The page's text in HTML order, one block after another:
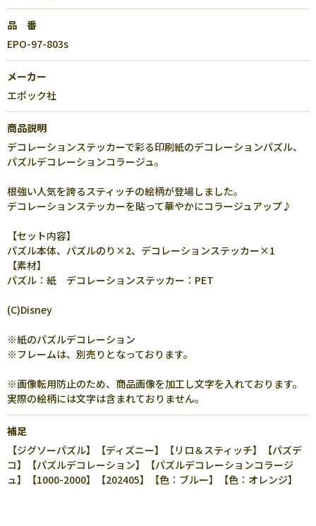
品 番
EPO-97-803s
メーカー
エポック社
商品説明
デコレーションステッカーで彩る印刷紙のデコレーションパズル、
パズルデコレーションコラージュ。
根強い人気を誇るスティッチの絵柄が登場しました。
デコレーションステッカーを貼って華やかにコラージュアップ♪
【セット内容】
パズル本体、パズルのり×2、デコレーションステッカー×1
【素材】
パズル：紙 デコレーションステッカー：PET
(C)Disney
※紙のパズルデコレーション
※フレームは、別売りとなっております。
※画像転用防止のため、商品画像を加工し文字を入れております。
実際の絵柄には文字は含まれておりません。
補足
【ジグソーパズル】【ディズニー】【リロ＆スティッチ】【パズデ
コ】【パズルデコレーション】【パズルデコレーションコラージ
ュ】【1000-2000】【202405】【色：ブルー】【色：オレンジ】